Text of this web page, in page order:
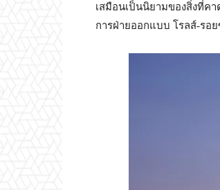
เสมือนเป็นนิยามของสิ่งที่ค
การฝ่ายออกแบบ โรลส์-รอ